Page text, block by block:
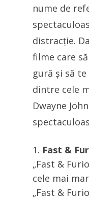
nume de
distracție.
filme care
gură și să
dintre cele
Dwayne
Fast &
„Fast &
cele mai
„Fast &